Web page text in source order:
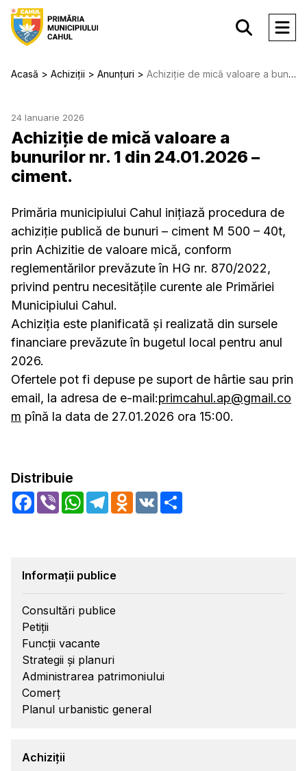
Acasă Achiziții Anunțuri Achiziție de mică valoare a bunurilor nr. 1 din 24.01.2026 – ciment.
24 Ianuarie 2026
Achiziție de mică valoare a
bunurilor nr. 1 din 24.01.2026 –
ciment.
Primăria municipiului Cahul inițiază procedura de
achiziție publică de bunuri – ciment M 500 – 40t,
prin Achizitie de valoare mică, conform
reglementărilor prevăzute în HG nr. 870/2022,
privind pentru necesitățile curente ale Primăriei
Municipiului Cahul.
Achiziția este planificată și realizată din sursele
financiare prevăzute în bugetul local pentru anul
2026.
Ofertele pot fi depuse pe suport de hârtie sau prin
email, la adresa de e-mail:primcahul.ap@gmail.co
m pînă la data de 27.01.2026 ora 15:00.
Distribuie
Facebook
Viber WhatsApp
TelegramOdnoklassniki
VK
Informații publice
Consultări publice
Petiții
Funcții vacante
Strategii și planuri
Administrarea patrimoniului
Comerț
Planul urbanistic general
Achiziții